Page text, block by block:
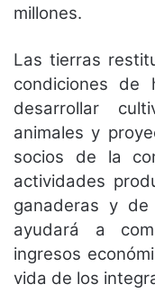
millones.
Las tierras
condiciones de
desarrollar
animales y
socios de la
actividades
ganaderas y
ayudará a
ingresos
vida de los